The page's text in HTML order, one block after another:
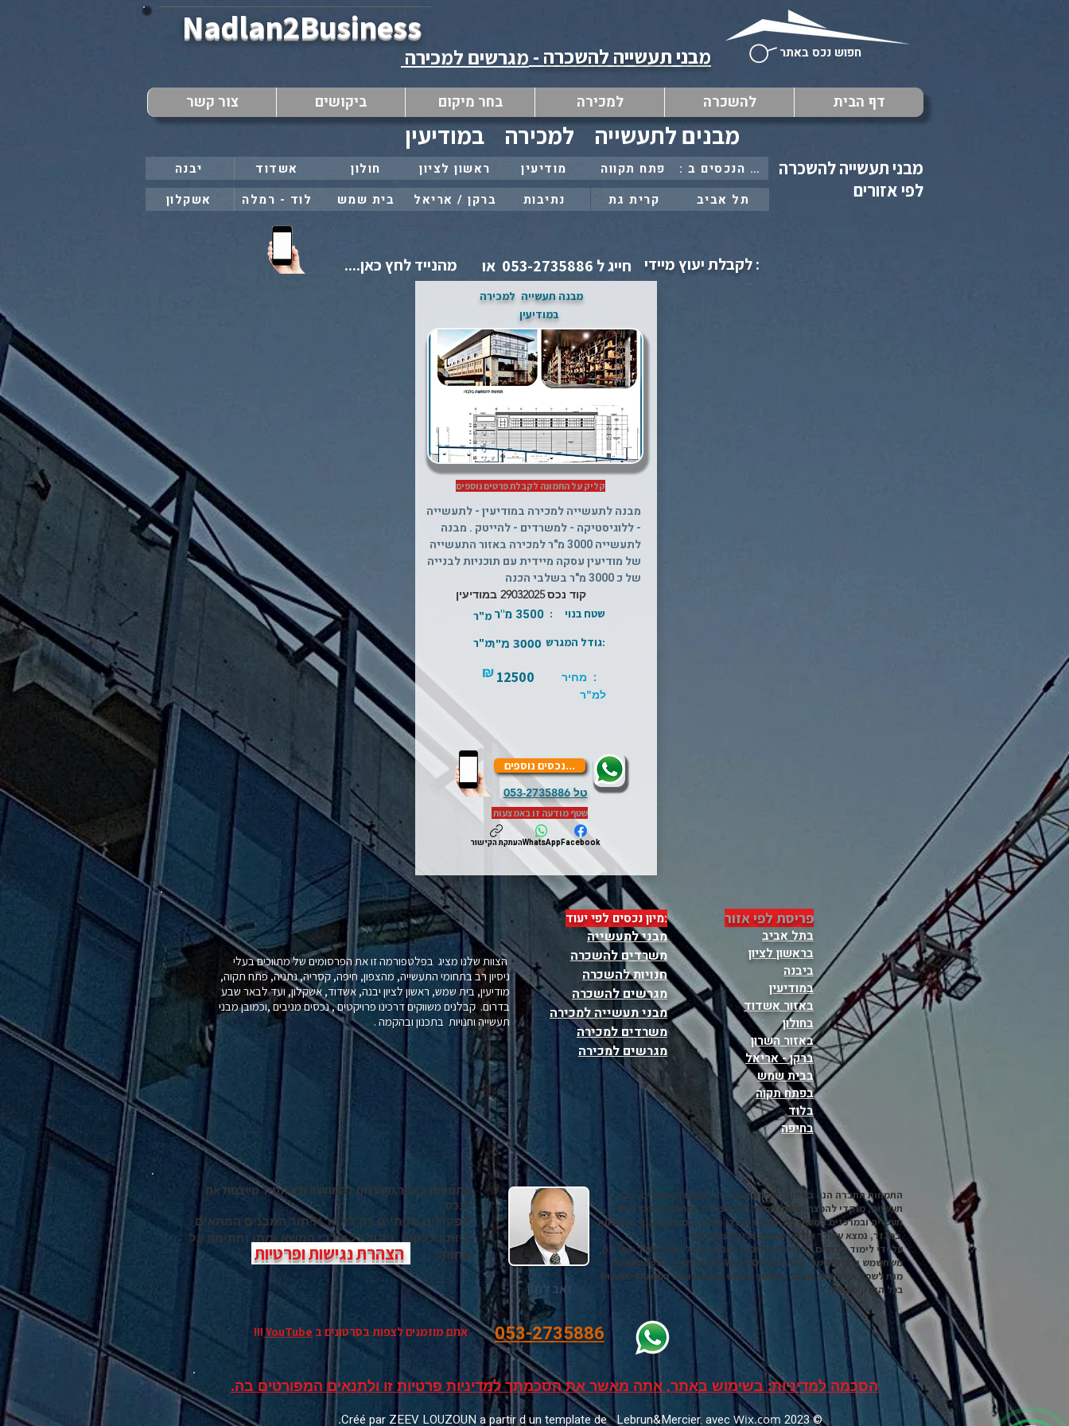
חפוש נכס באתר
Nadlan2Business
מגרשים למכירה מבני תעשייה להשכרה -
דף הבית להשכרה למכירה בחר מיקום ביקושים צור קשר
במודיעין למכירה מבנים לתעשייה
מבני תעשייה להשכרה
לפי אזורים
: כל הנכסים ב
פתח תקווה
קרית גת
תל אביב
מודיעין ראשון לציון חולון אשדוד
יבנה
נתיבות
ברקן / אריאל בית שמש לוד - רמלה אשקלון
: לקבלת יעוץ מיידי חייג ל 053-2735886 או מהנייד לחץ כאן....
מבנה תעשייה למכירה
במודיעין
קליק על התמונה לקבלת פרטים נוספים
מבנה לתעשייה למכירה במודיעין - לתעשייה
- ללוגיסטיקה - למשרדים - להייטק . מבנה
לתעשייה 3000 מ"ר למכירה באזור התעשייה
של מודיעין עסקה מיידית עם תוכניות לבנייה
של כ 3000 מ"ר בשלבי הכנה
29032025 במודיעיןקוד נכס
שטח בנוי : 3500 מ"ר
3000 מ"ר :גודל המגרש
: מחיר
למ"ר
12500
טל 053-2735886
₪
מ"ר
מ"ר
...נכסים נוספים
שטף מודעה זו באמצעות
Facebook
WhatsAppהעתקת הקישור
פריסת לפי אזור
בתל אביב
בראשון לציון
ביבנה
במודיעין
באזור אשדוד
בחולון
באזור השרון
ברקן - אריאל
בבית שמש
בפתח תקוה
בלוד
בחיפה
:מיון נכסים לפי יעוד
מבני לתעשייה
משרדים להשכרה
חנויות להשכרה
מגרשים להשכרה
מבני תעשייה למכירה
משרדים למכירה
מגרשים למכירה
הצוות שלנו מציג בפלטפורמה זו את הפרסומים של מתווכים בעלי
ניסיון רב בתחומי התעשייה, מהצפון, חיפה, קסריה, נתניה, פתח תקוה,
מודיעין, בית שמש, ראשון לציון יבנה, אשדוד, אשקלון, ועד לבאר שבע
בדרום. קבלנים משווקים דרכינו פרויקטים , נכסים מניבים ,וכמובן מבני
תעשייה וחנויות בתכנון ובהקמה .
התמחות החברה הנה בשיווק, מכירה והשכרה בתחום המשרדים, מבני
תעשייה, מוקדי להפצה ושטחי מסחר. אנו פעילים ומתמחים בכל מבני
תעשייה ובמרכזים המסחריים, מאשדוד כדי חיפה . עם ותק בענף והתמחות
במגזר, נמצא עבורך את מה שאתה צריך לעסק שלך.
על ידי לימוד הצרכים, הבנת התהליכים הפנימיים של העסק שלך.אתר זה
משתשמש ב קוקיס של WIX GOOGLE ADS ושל windows clarity על
מנת לשפר את ביצועי האתר , אמשך שימוש באתר מהווה הסכמתך לשימוש
בכל הקוקיס באתר.
זאב לוזון
התמונות באתר מיועדות להמחשה ולא תמיד מייצגות את
הנכס .
תפקידינו מסתיים רק לאחר איתור המבנים המתאים
ביותר ללקוח, ניהול כל שלבי המשא ומתן וחתימה על
החוזה.
הצהרת נגישות ופרטיות
053-2735886 אתם מוזמנים לצפות בסרטוניםב YouTube
!!!
הסכמה למדיניות: בשימוש באתר, אתה מאשר את הסכמתך למדיניות פרטיות זו ולתנאים המפורטים בה.
© 2023 Créé par ZEEV LOUZOUN a partir d un template de Lebrun&Mercier. avec
Wix.com
.